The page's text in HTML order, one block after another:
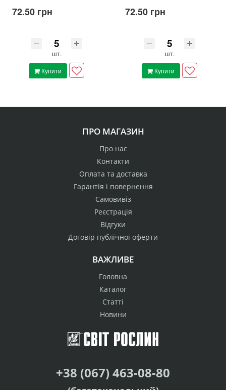
72.50 грн
шт.
Купити
72.50 грн
шт.
Купити
ПРО МАГАЗИН
Про нас
Контакти
Оплата та доставка
Гарантія і повернення
Самовивіз
Реєстрація
Відгуки
Договір публічної оферти
ВАЖЛИВЕ
Головна
Каталог
Статті
Новини
+38 (067) 463-08-80